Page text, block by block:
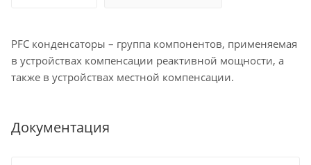
PFC конденсаторы – группа компонентов, применяемая
в устройствах компенсации реактивной мощности, а
также в устройствах местной компенсации.
Документация